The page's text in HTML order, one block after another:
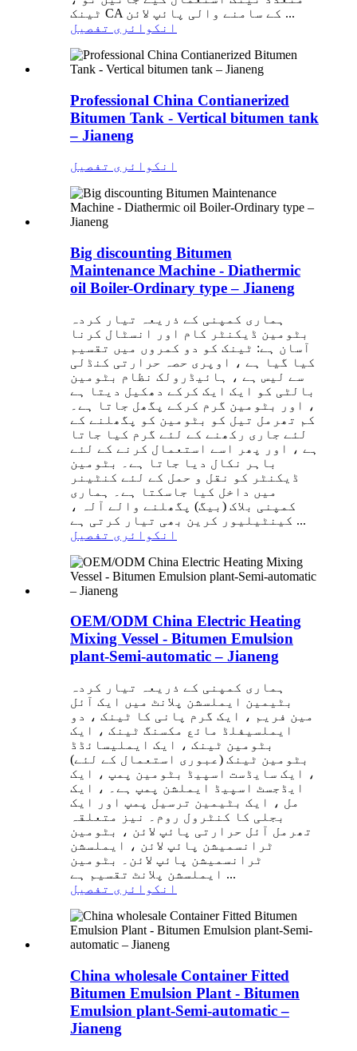
ٹینک CA کے سامنے والی پائپ لائن ...
انکوائری تفصیل
Professional China Contianerized
Bitumen Tank - Vertical bitumen tank
– Jianeng
انکوائری تفصیل
Big discounting Bitumen
Maintenance Machine - Diathermic
oil Boiler-Ordinary type – Jianeng
ہماری کمپنی کے ذریعہ تیار کردہ
بٹومین ڈیکنٹر کام اور انسٹال کرنا
آسان ہے: ٹینک کو دو کمروں میں تقسیم
کیا گیا ہے ، اوپری حصہ حرارتی کنڈلی
سے لیس ہے ، ہائیڈرولک نظام بٹومین
بالٹی کو ایک ایک کرکے دھکیل دیتا ہے
، اور بٹومین گرم کرکے پگھل جاتا ہے۔
کم تھرمل تیل کو بٹومین کو پگھلنے کے
لئے جاری رکھنے کے لئے گرم کیا جاتا
ہے ، اور پھر اسے استعمال کرنے کے لئے
باہر نکال دیا جاتا ہے۔ بٹومین
ڈیکنٹر کو نقل و حمل کے لئے کنٹینر
میں داخل کیا جاسکتا ہے۔ ہماری
کمپنی بلاک (بیگ) پگھلنے والے آلہ ،
کینٹیلیور کرین بھی تیار کرتی ہے ...
انکوائری تفصیل
OEM/ODM China Electric Heating
Mixing Vessel - Bitumen Emulsion
plant-Semi-automatic – Jianeng
ہماری کمپنی کے ذریعہ تیار کردہ
بٹیمین ایملسشن پلانٹ میں ایک آئل
مین فریم ، ایک گرم پانی کا ٹینک ، دو
ایملسیفلڈ مائع مکسنگ ٹینک ، ایک
بٹومین ٹینک ، ایک ایملیسائڈڈ
بٹومین ٹینک (عبوری استعمال کے لئے)
، ایک سایڈست اسپیڈ بٹومین پمپ ، ایک
ایڈجسٹ اسپیڈ ایملشن پمپ ہے۔ ، ایک
مل ، ایک بٹیمین ترسیل پمپ اور ایک
بجلی کا کنٹرول روم۔ نیز متعلقہ
تھرمل آئل حرارتی پائپ لائن ، بٹومین
ٹرانسمیشن پائپ لائن ، ایملسشن
ٹرانسمیشن پائپ لائن۔ بٹومین
ایملسشن پلانٹ تقسیم ہے ...
انکوائری تفصیل
China wholesale Container Fitted
Bitumen Emulsion Plant - Bitumen
Emulsion plant-Semi-automatic –
Jianeng